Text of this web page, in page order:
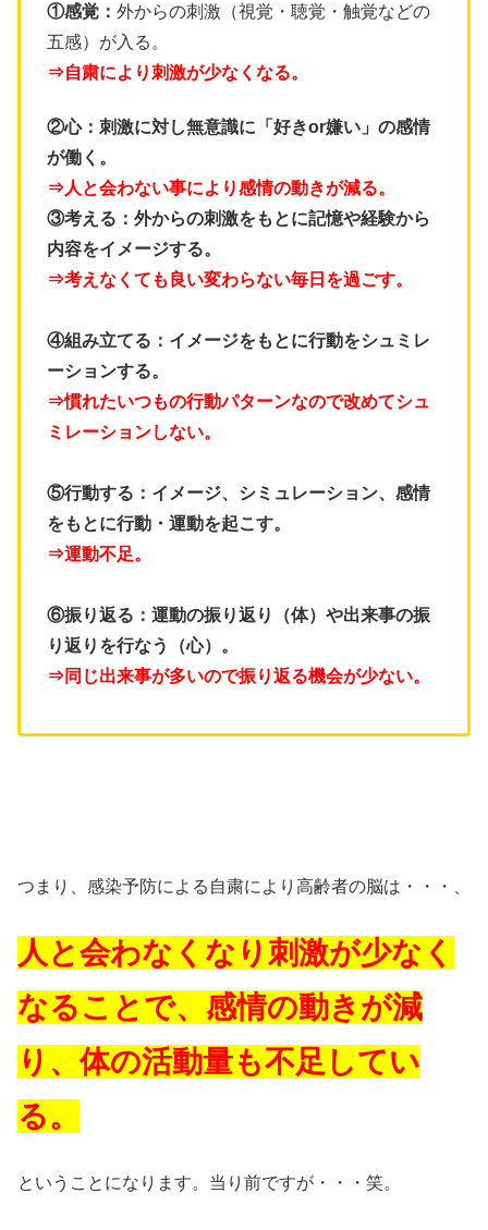
①感覚： 外からの刺激（視覚・聴覚・触覚などの
五感）が入る。
⇒自粛により刺激が少なくなる。
②心： 刺激に対し無意識に「好きor嫌い」の感情
が働く。
⇒人と会わない事により感情の動きが減る。
③考える： 外からの刺激をもとに記憶や経験から
内容をイメージする。
⇒考えなくても良い変わらない毎日を過ごす。
④組み立てる： イメージをもとに行動をシュミレ
ーションする。
⇒慣れたいつもの行動パターンなので改めてシュ
ミレーションしない。
⑤行動する： イメージ、シミュレーション、感情
をもとに行動・運動を起こす。
⇒運動不足。
⑥振り返る： 運動の振り返り（体）や出来事の振
り返りを行なう（心）。
⇒同じ出来事が多いので振り返る機会が少ない。
つまり、感染予防による自粛により高齢者の脳は・・・、
人と会わなくなり刺激が少なく
なることで、感情の動きが減
り、体の活動量も不足してい
る。
ということになります。当り前ですが・・・笑。